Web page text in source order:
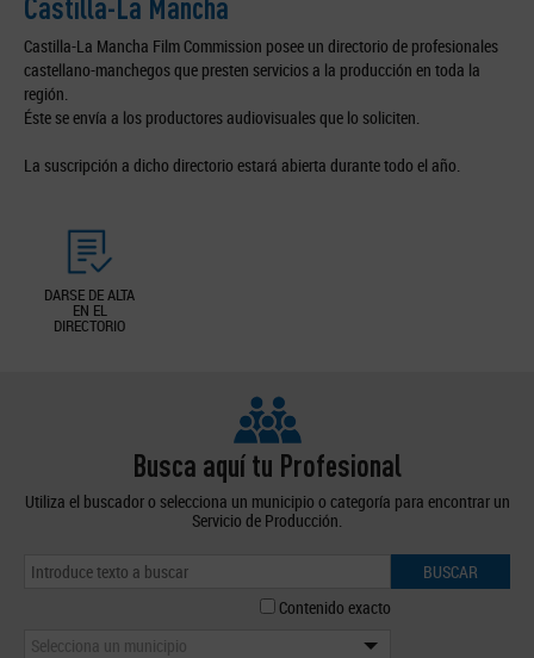
Castilla-La Mancha
Castilla-La Mancha Film Commission posee un directorio de profesionales
castellano-manchegos que presten servicios a la producción en toda la
región.
Éste se envía a los productores audiovisuales que lo soliciten.
La suscripción a dicho directorio estará abierta durante todo el año.
DARSE DE ALTA
EN EL
DIRECTORIO
Busca aquí tu Profesional
Utiliza el buscador o selecciona un municipio o categoría para encontrar un
Servicio de Producción.
BUSCAR
Contenido exacto
Selecciona un municipio